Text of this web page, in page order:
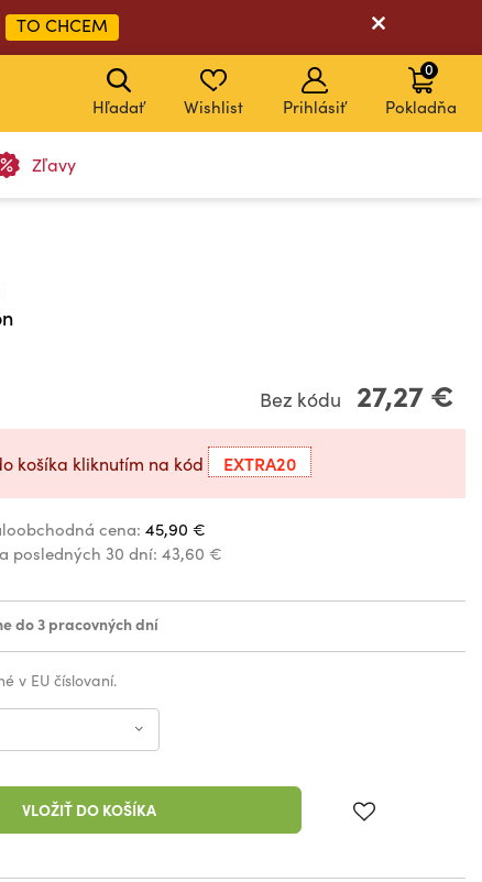
TO CHCEM
Zľavy
Hľadať Wishlist Prihlásiť Pokladňa
0
Bez kódu 27,27 €
košíka kliknutím na kód EXTRA20
cena: 45,90 €
posledných 30 dní: 43,60 €
do 3 pracovných dní
v EU číslovaní.
VLOŽIŤ DO KOŠÍKA